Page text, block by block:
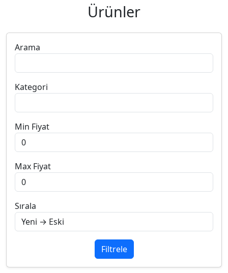
Ürünler
Arama
Kategori
Min Fiyat
Max Fiyat
Sırala
Filtrele